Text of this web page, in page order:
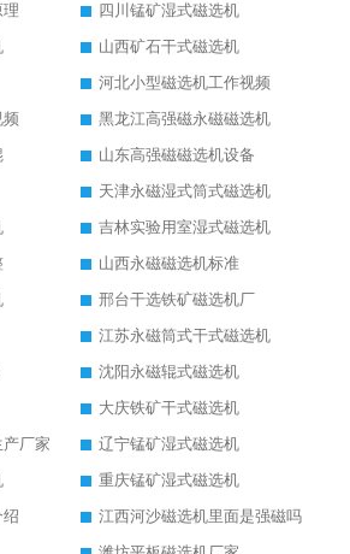
四川锰矿湿式磁选机
山西矿石干式磁选机
河北小型磁选机工作视频
频
黑龙江高强磁永磁磁选机
山东高强磁磁选机设备
天津永磁湿式筒式磁选机
吉林实验用室湿式磁选机
山西永磁磁选机标准
邢台干选铁矿磁选机厂
江苏永磁筒式干式磁选机
沈阳永磁辊式磁选机
大庆铁矿干式磁选机
厂家
辽宁锰矿湿式磁选机
重庆锰矿湿式磁选机
江西河沙磁选机里面是强磁吗